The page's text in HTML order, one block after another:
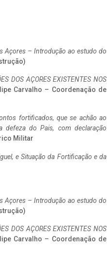
Açores – Introdução ao estudo do
DOS AÇORES EXISTENTES NOS
Carvalho – Coordenação de
fortificados, que se achão ao
defeza do Pais, com declaração
Militar
e Situação da Fortificação e da
Açores – Introdução ao estudo do
DOS AÇORES EXISTENTES NOS
Carvalho – Coordenação de